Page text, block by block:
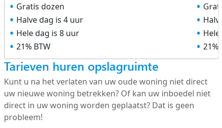
Gratis dozen
Halve dag is 4 uur
Hele dag is 8 uur
21% BTW
21%
Tarieven huren opslagruimte
Kunt u na het verlaten van uw oude woning niet direct
uw nieuwe woning betrekken? Of kan uw inboedel niet
direct in uw woning worden geplaatst? Dat is geen
probleem!